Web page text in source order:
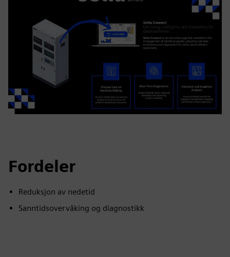
Fordeler
Reduksjon av nedetid
Sanntidsovervåking og diagnostikk